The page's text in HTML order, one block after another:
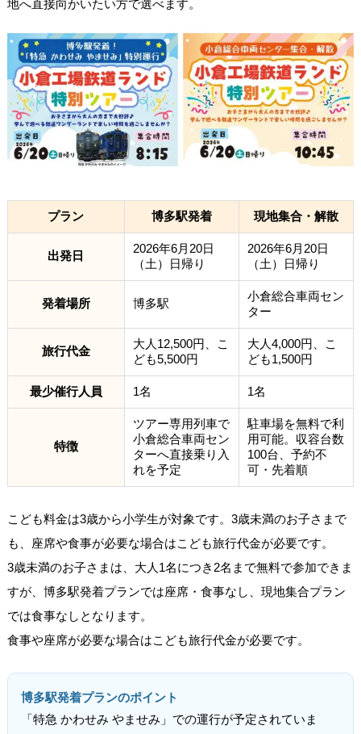
地へ直接向かいたい方で選べます。
プラン 博多駅発着 現地集合・解散
出発日
2026年6月20日
（土）日帰り
2026年6月20日
（土）日帰り
発着場所 博多駅
小倉総合車両セン
ター
旅行代金
大人12,500円、こ
ども5,500円
大人4,000円、こ
ども1,500円
最少催行人員 1名 1名
特徴
ツアー専用列車で
小倉総合車両セン
ターへ直接乗り入
れを予定
駐車場を無料で利
用可能。収容台数
100台、予約不
可・先着順
こども料金は3歳から小学生が対象です。3歳未満のお子さまで
も、座席や食事が必要な場合はこども旅行代金が必要です。
3歳未満のお子さまは、大人1名につき2名まで無料で参加できま
すが、博多駅発着プランでは座席・食事なし、現地集合プラン
では食事なしとなります。
食事や座席が必要な場合はこども旅行代金が必要です。
博多駅発着プランのポイント
「特急 かわせみ やませみ」での運行が予定されていま